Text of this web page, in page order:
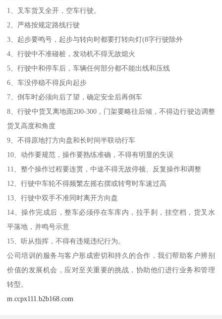
1、叉车货叉全开，空车行驶。
2、严格按规定路线行驶
3、起步要鸣号，起步与转向时都要打转向灯(8字行驶除外
4、行驶中不准碰桩，发动机不得无故熄火
5、行驶中和停车后，车辆任何部分都不能出线和压线
6、车没停稳不得反向起步
7、倒车时必须向后了望，确定安全后再倒车
8、行驶中货叉离地面200-300，门架要略往后倾，不得边行驶边调整
货叉高度和角度
9、不得原地打方向盘和长时间半联动行车
10、动作要规范，操作要熟练准确，不得有明显的失误
11、整个操作过程要连贯，中途不得无故停顿、反复操作和调整
12、行驶中车轮不得频繁左摇右摆或转弯时车速过高
13、行驶中双手不准同时离开方向盘
14、操作完成后，整车必须停在车库内，拉手刹，挂空档，货叉水
平落地，并鸣号示意
15、听从指挥，不得有违规违纪行为。
公司培训的服务与客户形成密切和持久的合作，我们帮助客户辨别
价值的发展机会，应对至关重要的挑战，协助他们进行业务和管理
转型。
m.ccpx111.b2b168.com